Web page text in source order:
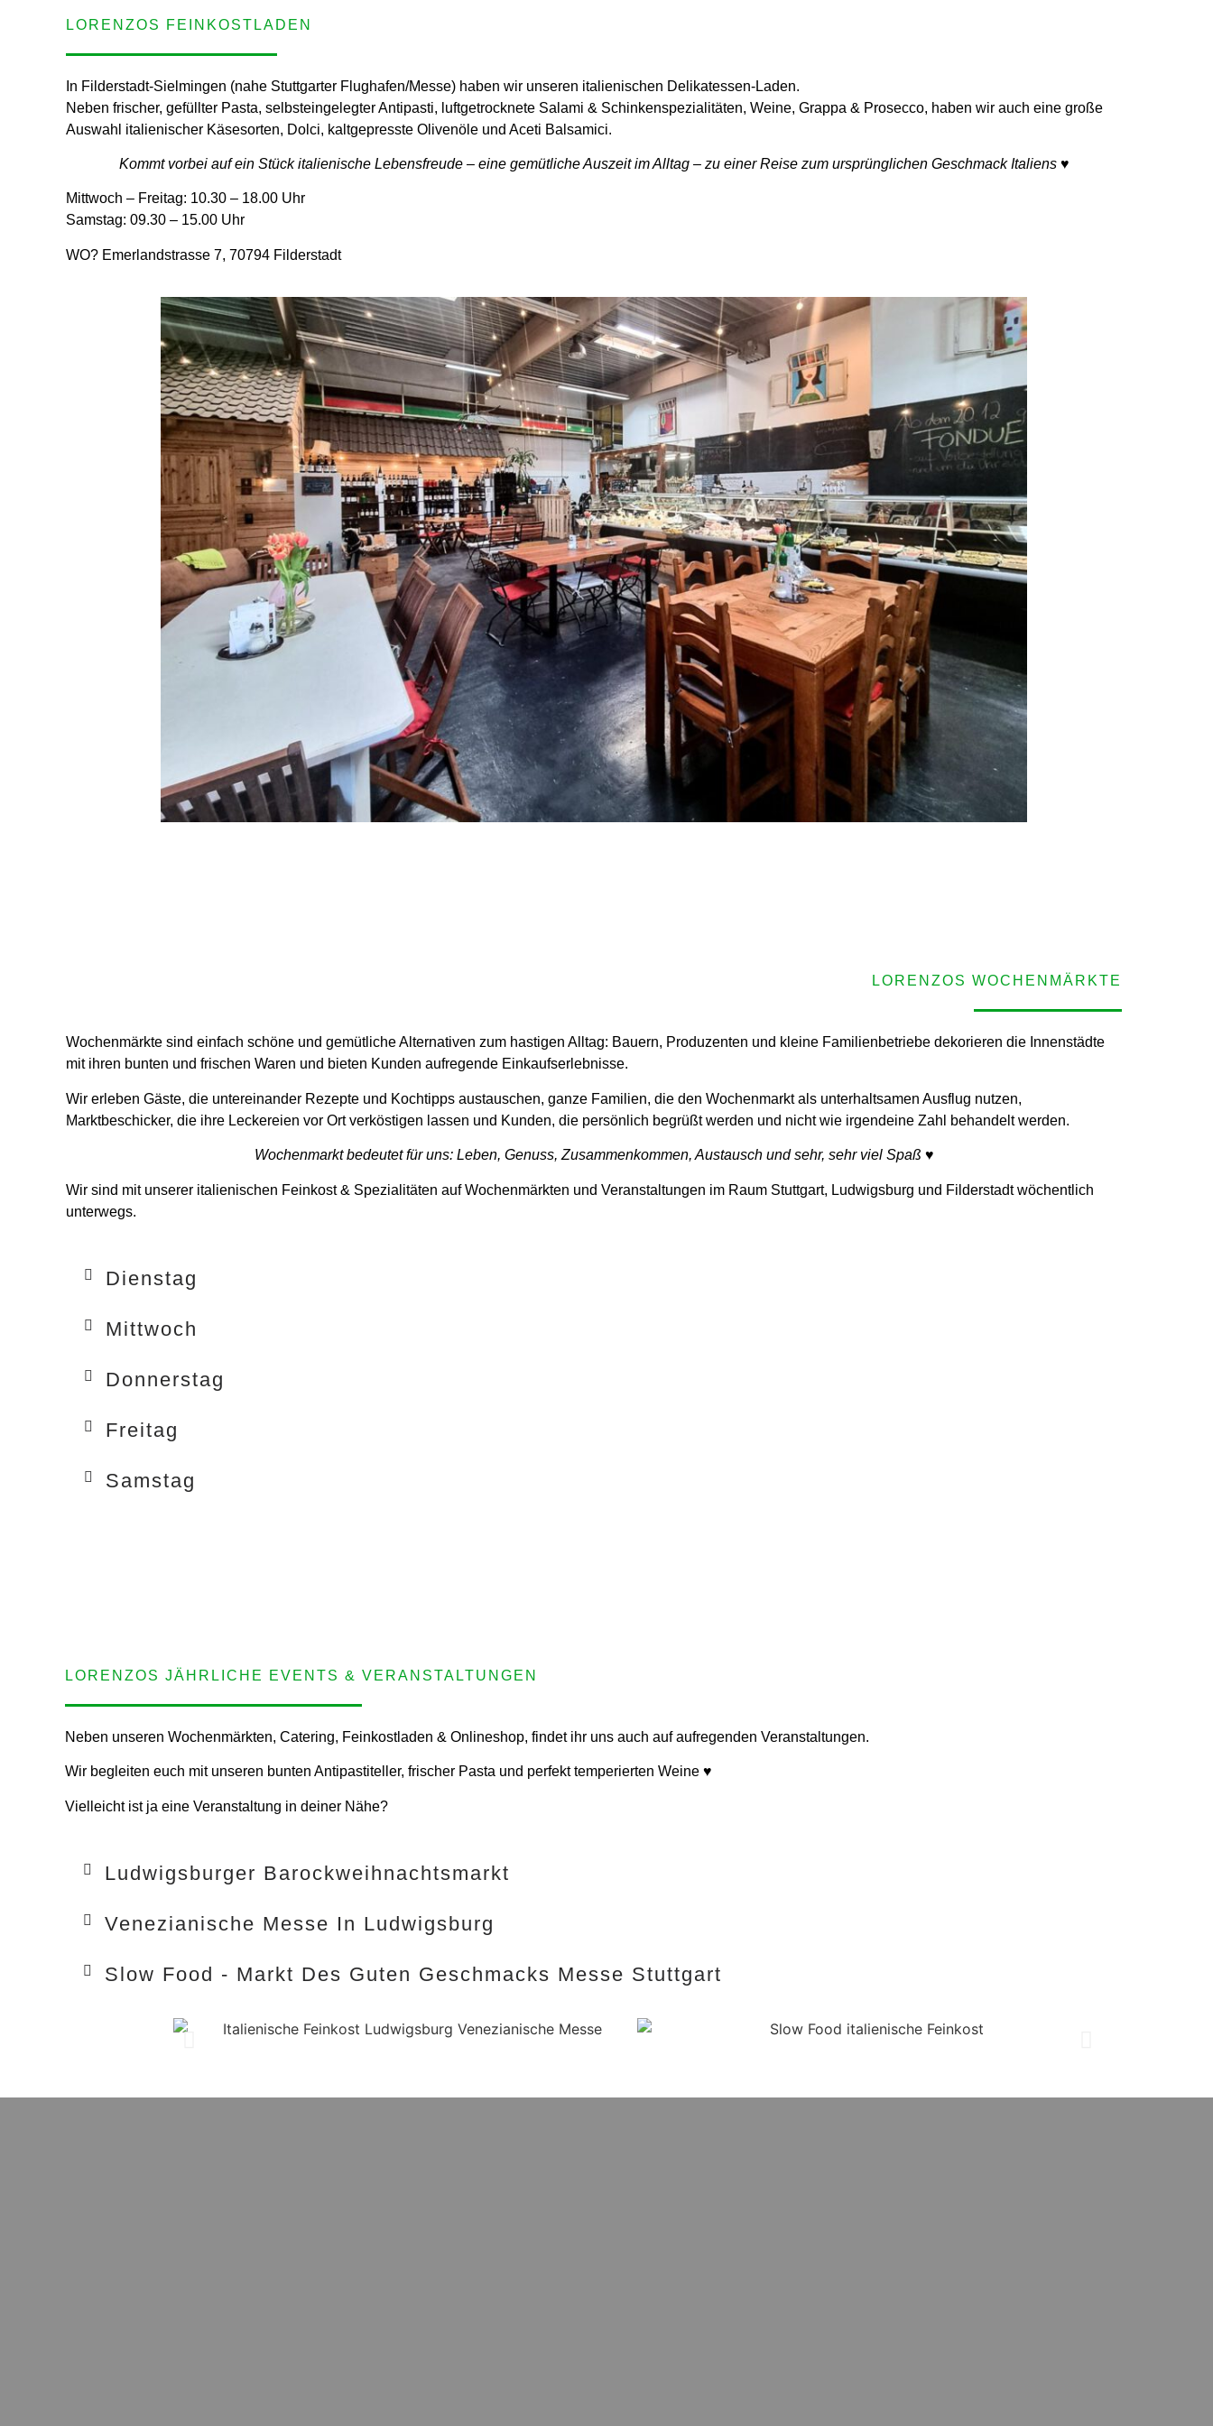
LORENZOS FEINKOSTLADEN
In Filderstadt-Sielmingen (nahe Stuttgarter Flughafen/Messe) haben wir unseren italienischen Delikatessen-Laden.
Neben frischer, gefüllter Pasta, selbsteingelegter Antipasti, luftgetrocknete Salami & Schinkenspezialitäten, Weine, Grappa & Prosecco, haben wir auch eine große
Auswahl italienischer Käsesorten, Dolci, kaltgepresste Olivenöle und Aceti Balsamici.
Kommt vorbei auf ein Stück italienische Lebensfreude – eine gemütliche Auszeit im Alltag – zu einer Reise zum ursprünglichen Geschmack Italiens ♥
Mittwoch – Freitag: 10.30 – 18.00 Uhr
Samstag: 09.30 – 15.00 Uhr
WO? Emerlandstrasse 7, 70794 Filderstadt
LORENZOS WOCHENMÄRKTE
Wochenmärkte sind einfach schöne und gemütliche Alternativen zum hastigen Alltag: Bauern, Produzenten und kleine Familienbetriebe dekorieren die Innenstädte
mit ihren bunten und frischen Waren und bieten Kunden aufregende Einkaufserlebnisse.
Wir erleben Gäste, die untereinander Rezepte und Kochtipps austauschen, ganze Familien, die den Wochenmarkt als unterhaltsamen Ausflug nutzen,
Marktbeschicker, die ihre Leckereien vor Ort verköstigen lassen und Kunden, die persönlich begrüßt werden und nicht wie irgendeine Zahl behandelt werden.
Wochenmarkt bedeutet für uns: Leben, Genuss, Zusammenkommen, Austausch und sehr, sehr viel Spaß ♥
Wir sind mit unserer italienischen Feinkost & Spezialitäten auf Wochenmärkten und Veranstaltungen im Raum Stuttgart, Ludwigsburg und Filderstadt wöchentlich
unterwegs.
Dienstag
Mittwoch
Donnerstag
Freitag
Samstag
LORENZOS JÄHRLICHE EVENTS & VERANSTALTUNGEN
Neben unseren Wochenmärkten, Catering, Feinkostladen & Onlineshop, findet ihr uns auch auf aufregenden Veranstaltungen.
Wir begleiten euch mit unseren bunten Antipastiteller, frischer Pasta und perfekt temperierten Weine ♥
Vielleicht ist ja eine Veranstaltung in deiner Nähe?
Ludwigsburger Barockweihnachtsmarkt
Venezianische Messe In Ludwigsburg
Slow Food - Markt Des Guten Geschmacks Messe Stuttgart